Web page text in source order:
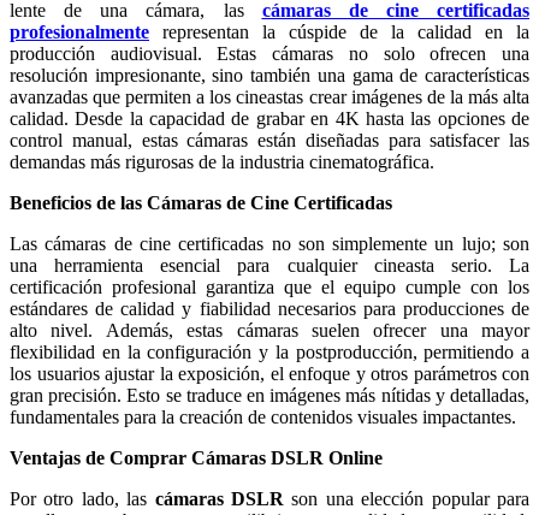
lente de una cámara, las cámaras de cine certificadas
profesionalmente representan la cúspide de la calidad en la
producción audiovisual. Estas cámaras no solo ofrecen una
resolución impresionante, sino también una gama de características
avanzadas que permiten a los cineastas crear imágenes de la más alta
calidad. Desde la capacidad de grabar en 4K hasta las opciones de
control manual, estas cámaras están diseñadas para satisfacer las
demandas más rigurosas de la industria cinematográfica.
Beneficios de las Cámaras de Cine Certificadas
Las cámaras de cine certificadas no son simplemente un lujo; son
una herramienta esencial para cualquier cineasta serio. La
certificación profesional garantiza que el equipo cumple con los
estándares de calidad y fiabilidad necesarios para producciones de
alto nivel. Además, estas cámaras suelen ofrecer una mayor
flexibilidad en la configuración y la postproducción, permitiendo a
los usuarios ajustar la exposición, el enfoque y otros parámetros con
gran precisión. Esto se traduce en imágenes más nítidas y detalladas,
fundamentales para la creación de contenidos visuales impactantes.
Ventajas de Comprar Cámaras DSLR Online
Por otro lado, las cámaras DSLR son una elección popular para